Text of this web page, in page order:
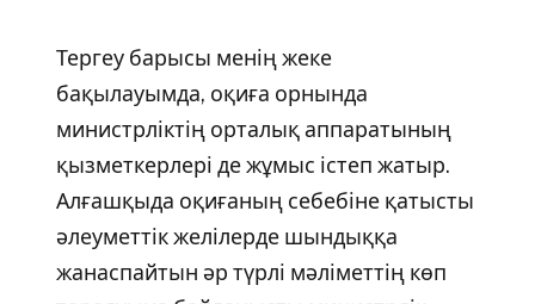
Тергеу барысы менің жеке
бақылауымда, оқиға орнында
министрліктің орталық аппаратының
қызметкерлері де жұмыс істеп жатыр.
Алғашқыда оқиғаның себебіне қатысты
әлеуметтік желілерде шындыққа
жанаспайтын әр түрлі мәліметтің көп